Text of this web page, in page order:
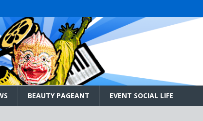
BEAUTY PAGEANT EVENT SOCIAL LIFE